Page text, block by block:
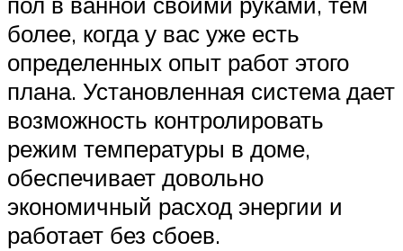
более, когда у вас уже есть
определенных опыт работ этого
плана. Установленная система дает
возможность контролировать
режим температуры в доме,
обеспечивает довольно
экономичный расход энергии и
работает без сбоев.